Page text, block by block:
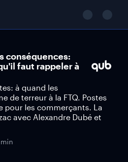
conséquences:
faut rappeler à
à quand les
de terreur à la FTQ. Postes
pour les commerçants. La
avec Alexandre Dubé et